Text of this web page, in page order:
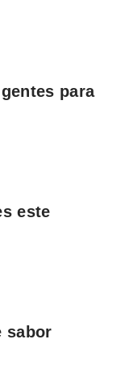
para
este
sabor